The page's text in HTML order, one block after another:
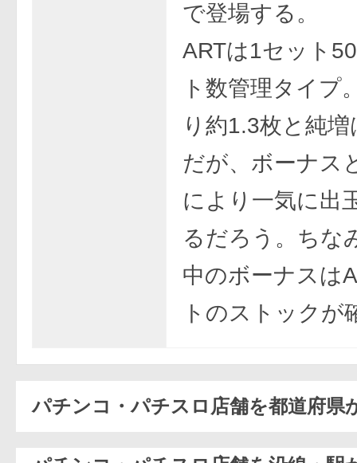
で登場する。
ARTは1セット
ト数管理タイプ
り約1.3枚と純
だが、ボーナス
により一気に出
るだろう。ちな
中のボーナスは
トのストックが
パチンコ・パチスロ店舗を都道府県